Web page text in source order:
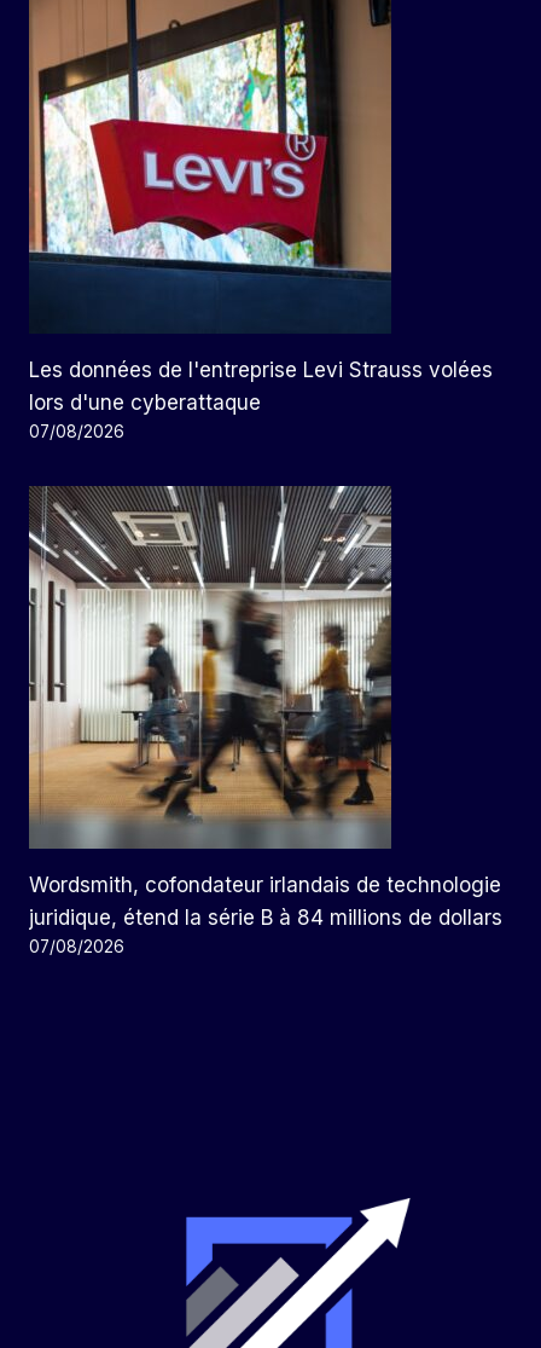
Les données de l'entreprise Levi Strauss volées
lors d'une cyberattaque
07/08/2026
Wordsmith, cofondateur irlandais de technologie
juridique, étend la série B à 84 millions de dollars
07/08/2026